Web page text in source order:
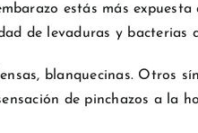
estás más expuesta
de levaduras y bacterias
blanquecinas. Otros
de pinchazos a la